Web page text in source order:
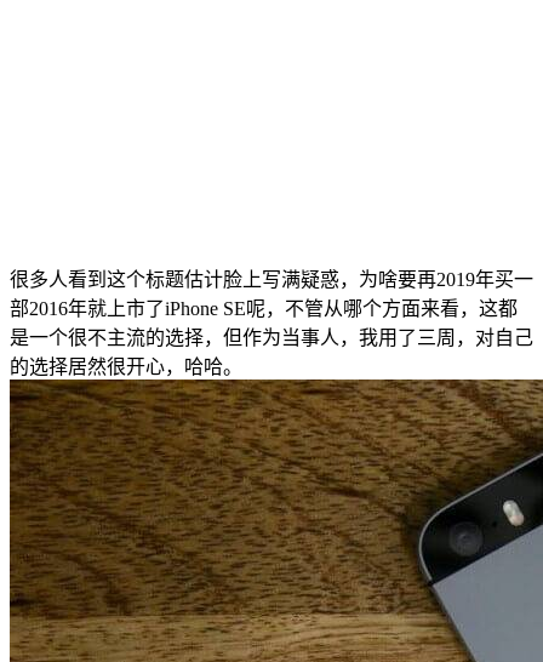
很多人看到这个标题估计脸上写满疑惑，为啥要再2019年买一
部2016年就上市了iPhone SE呢，不管从哪个方面来看，这都
是一个很不主流的选择，但作为当事人，我用了三周，对自己
的选择居然很开心，哈哈。